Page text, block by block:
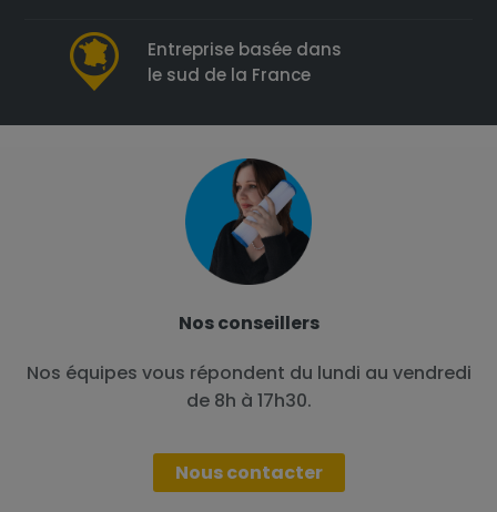
Entreprise basée dans
le sud de la France
Nos conseillers
Nos équipes vous répondent du lundi au vendredi
de 8h à 17h30.
Nous contacter